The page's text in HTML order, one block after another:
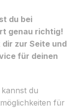
du bei
genau richtig!
zur Seite und
für deinen
du
für